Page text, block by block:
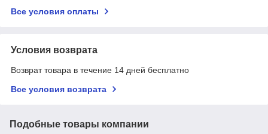
Все условия оплаты
Условия возврата
Возврат товара в течение 14 дней бесплатно
Все условия возврата
Подобные товары компании